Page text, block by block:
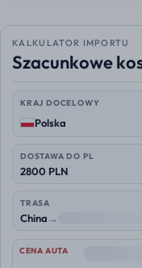
KALKULATOR IMPORTU
Szacunkowe
KRAJ DOCELOWY
Polska
DOSTAWA DO PL
2800 PLN
TRASA
China→
CENA AUTA